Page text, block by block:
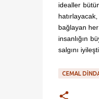
idealler
bağlayan
insanlığın
salgını
CEMAL